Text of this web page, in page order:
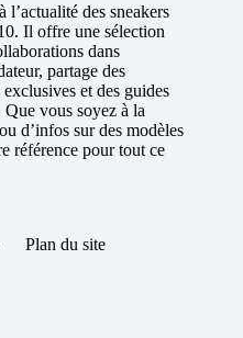
l’actualité des sneakers
Il offre une sélection
dans
partage des
et des guides
vous soyez à la
d’infos sur des modèles
référence pour tout ce
Plan du site